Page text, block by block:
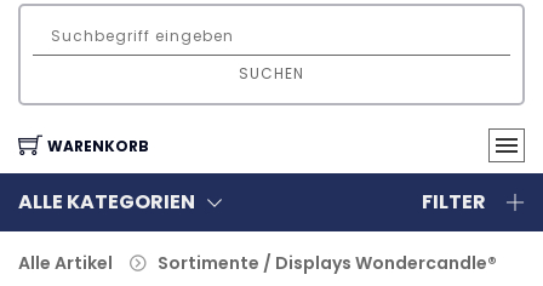
SUCHEN
WARENKORB
ALLE KATEGORIEN FILTER
Alle Artikel Sortimente / Displays Wondercandle®